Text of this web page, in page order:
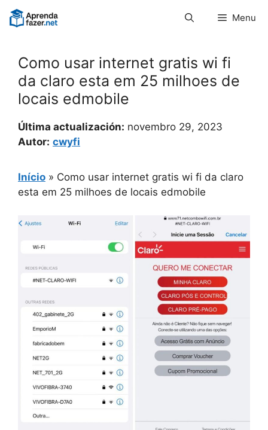
Pular
para
Menu
Como usar internet gratis wi fi
da claro esta em 25 milhoes de
locais edmobile
Última actualización: novembro 29, 2023
Autor: cwyfi
Início » Como usar internet gratis wi fi da claro
esta em 25 milhoes de locais edmobile